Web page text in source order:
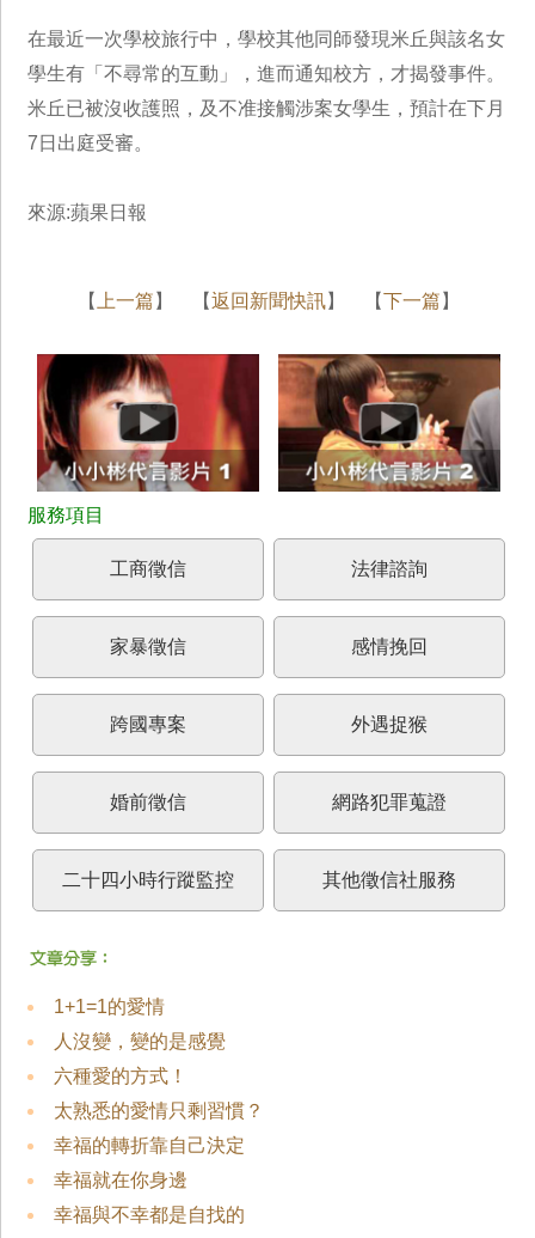
在最近一次學校旅行中，學校其他同師發現米丘與該名女
學生有「不尋常的互動」，進而通知校方，才揭發事件。
米丘已被沒收護照，及不准接觸涉案女學生，預計在下月
7日出庭受審。
來源:蘋果日報
【 上一篇 】 【返回新聞快訊】 【下一篇 】
工商徵信 法律諮詢
家暴徵信 感情挽回
跨國專案 外遇捉猴
婚前徵信 網路犯罪蒐證
二十四小時行蹤監控 其他徵信社服務
1+1=1的愛情
人沒變，變的是感覺
六種愛的方式！
太熟悉的愛情只剩習慣？
幸福的轉折靠自己決定
幸福就在你身邊
幸福與不幸都是自找的